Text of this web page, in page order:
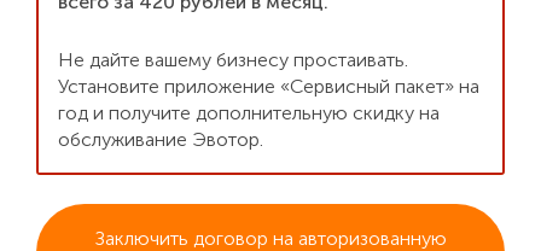
Не дайте вашему бизнесу простаивать.
Установите приложение «Сервисный пакет» на
год и получите дополнительную скидку на
обслуживание Эвотор.
Заключить договор на авторизованную